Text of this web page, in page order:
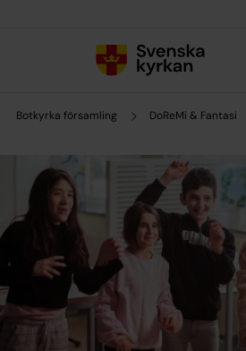
Botkyrka församling DoReMi & Fantasi